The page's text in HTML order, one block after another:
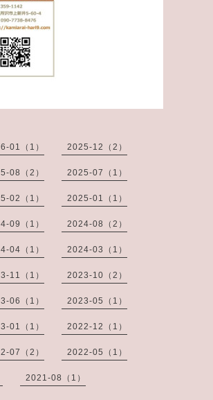
01（1） 2025-12（2）
08（2） 2025-07（1）
02（1） 2025-01（1）
09（1） 2024-08（2）
04（1） 2024-03（1）
11（1） 2023-10（2）
06（1） 2023-05（1）
01（1） 2022-12（1）
07（2） 2022-05（1）
2021-08（1）